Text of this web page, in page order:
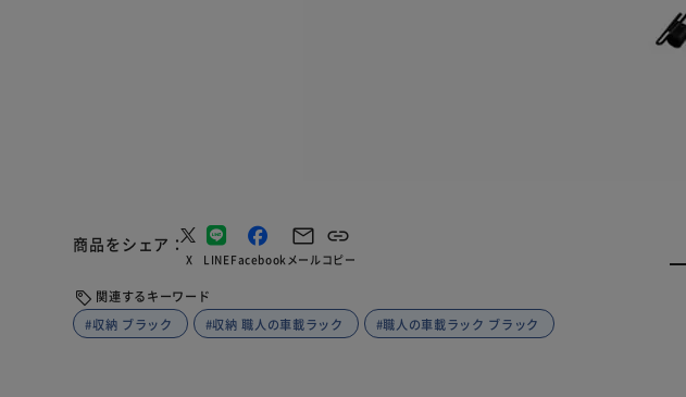
商品をシェア
X LINEFacebook メールコピー
関連するキーワード
#収納 ブラック
#収納 職人の車載ラック #職人の車載ラック ブラック